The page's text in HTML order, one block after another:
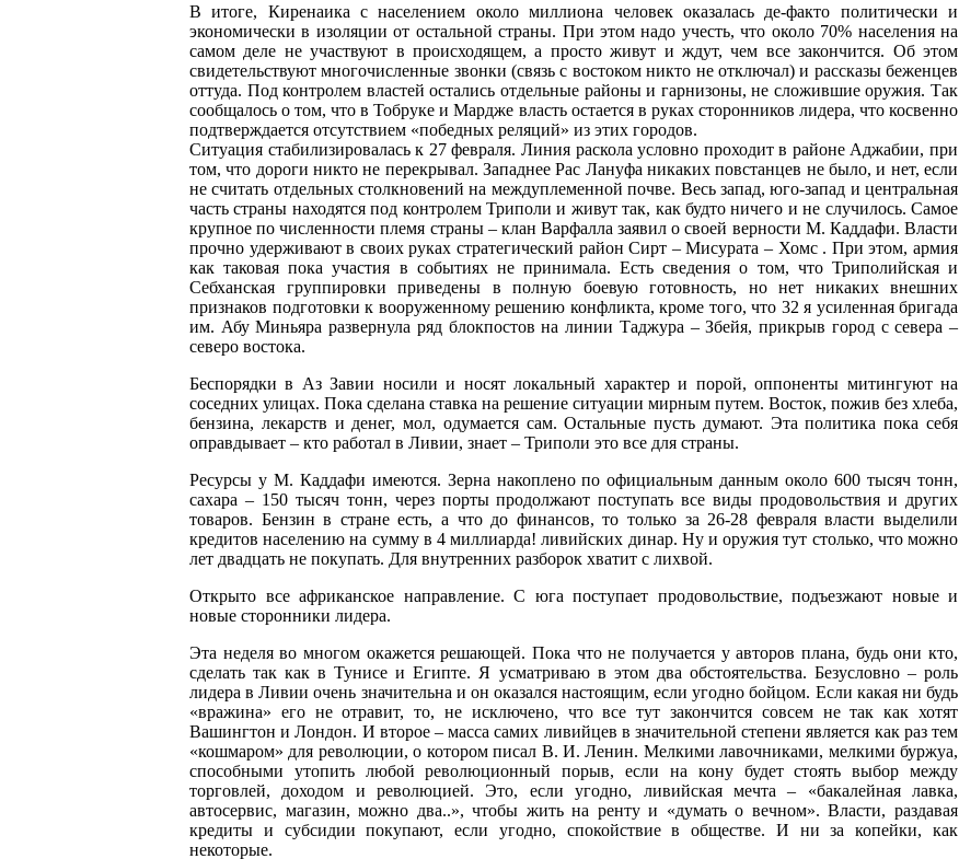
В итоге, Киренаика с населением около миллиона человек оказалась де-факто политически и
экономически в изоляции от остальной страны. При этом надо учесть, что около 70% населения на
самом деле не участвуют в происходящем, а просто живут и ждут, чем все закончится. Об этом
свидетельствуют многочисленные звонки (связь с востоком никто не отключал) и рассказы беженцев
оттуда. Под контролем властей остались отдельные районы и гарнизоны, не сложившие оружия. Так
сообщалось о том, что в Тобруке и Мардже власть остается в руках сторонников лидера, что косвенно
подтверждается отсутствием «победных реляций» из этих городов.
Ситуация стабилизировалась к 27 февраля. Линия раскола условно проходит в районе Аджабии, при
том, что дороги никто не перекрывал. Западнее Рас Лануфа никаких повстанцев не было, и нет, если
не считать отдельных столкновений на междуплеменной почве. Весь запад, юго-запад и центральная
часть страны находятся под контролем Триполи и живут так, как будто ничего и не случилось. Самое
крупное по численности племя страны – клан Варфалла заявил о своей верности М. Каддафи. Власти
прочно удерживают в своих руках стратегический район Сирт – Мисурата – Хомс . При этом, армия
как таковая пока участия в событиях не принимала. Есть сведения о том, что Триполийская и
Себханская группировки приведены в полную боевую готовность, но нет никаких внешних
признаков подготовки к вооруженному решению конфликта, кроме того, что 32 я усиленная бригада
им. Абу Миньяра развернула ряд блокпостов на линии Таджура – Збейя, прикрыв город с севера –
северо востока.
Беспорядки в Аз Завии носили и носят локальный характер и порой, оппоненты митингуют на
соседних улицах. Пока сделана ставка на решение ситуации мирным путем. Восток, пожив без хлеба,
бензина, лекарств и денег, мол, одумается сам. Остальные пусть думают. Эта политика пока себя
оправдывает – кто работал в Ливии, знает – Триполи это все для страны.
Ресурсы у М. Каддафи имеются. Зерна накоплено по официальным данным около 600 тысяч тонн,
сахара – 150 тысяч тонн, через порты продолжают поступать все виды продовольствия и других
товаров. Бензин в стране есть, а что до финансов, то только за 26-28 февраля власти выделили
кредитов населению на сумму в 4 миллиарда! ливийских динар. Ну и оружия тут столько, что можно
лет двадцать не покупать. Для внутренних разборок хватит с лихвой.
Открыто все африканское направление. С юга поступает продовольствие, подъезжают новые и
новые сторонники лидера.
Эта неделя во многом окажется решающей. Пока что не получается у авторов плана, будь они кто,
сделать так как в Тунисе и Египте. Я усматриваю в этом два обстоятельства. Безусловно – роль
лидера в Ливии очень значительна и он оказался настоящим, если угодно бойцом. Если какая ни будь
«вражина» его не отравит, то, не исключено, что все тут закончится совсем не так как хотят
Вашингтон и Лондон. И второе – масса самих ливийцев в значительной степени является как раз тем
«кошмаром» для революции, о котором писал В. И. Ленин. Мелкими лавочниками, мелкими буржуа,
способными утопить любой революционный порыв, если на кону будет стоять выбор между
торговлей, доходом и революцией. Это, если угодно, ливийская мечта – «бакалейная лавка,
автосервис, магазин, можно два..», чтобы жить на ренту и «думать о вечном». Власти, раздавая
кредиты и субсидии покупают, если угодно, спокойствие в обществе. И ни за копейки, как
некоторые.